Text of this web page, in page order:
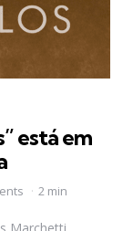
está em
2 min